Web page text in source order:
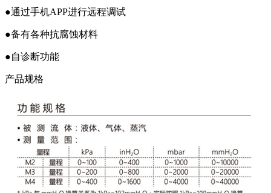
●通过手机APP进行远程调试
●备有各种抗腐蚀材料
●自诊断功能
产品规格